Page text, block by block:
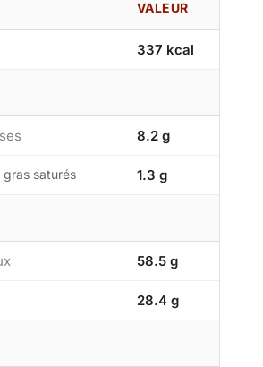
VALEUR
337 kcal
8.2 g
saturés 1.3 g
58.5 g
28.4 g